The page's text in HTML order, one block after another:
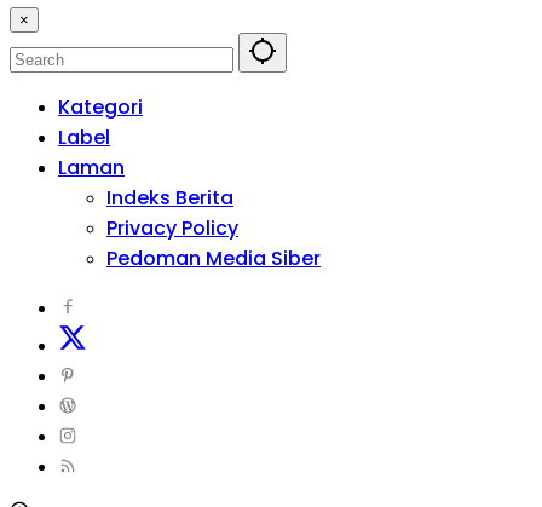
×
Kategori
Label
Laman
Indeks Berita
Privacy Policy
Pedoman Media Siber